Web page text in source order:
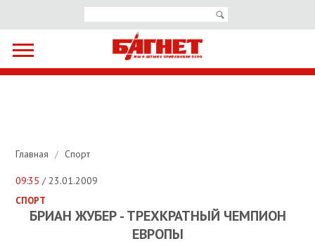
Главная / Спорт
09:35 / 23.01.2009
СПОРТ
БРИАН ЖУБЕР - ТРЕХКРАТНЫЙ ЧЕМПИОН
ЕВРОПЫ